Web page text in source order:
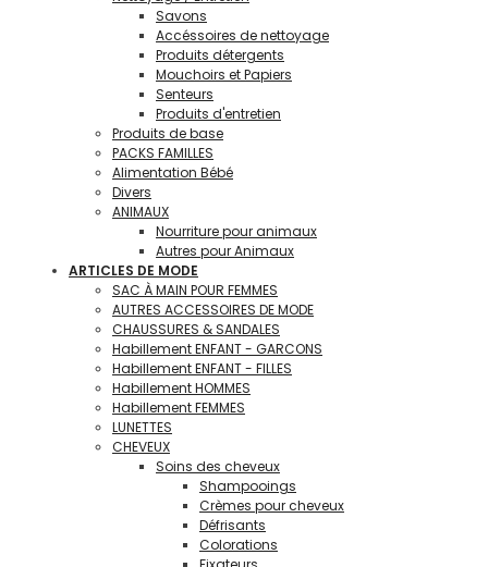
Savons
Accéssoires de nettoyage
Produits détergents
Mouchoirs et Papiers
Senteurs
Produits d'entretien
Produits de base
PACKS FAMILLES
Alimentation Bébé
Divers
ANIMAUX
Nourriture pour animaux
Autres pour Animaux
ARTICLES DE MODE
SAC À MAIN POUR FEMMES
AUTRES ACCESSOIRES DE MODE
CHAUSSURES & SANDALES
Habillement ENFANT - GARCONS
Habillement ENFANT - FILLES
Habillement HOMMES
Habillement FEMMES
LUNETTES
CHEVEUX
Soins des cheveux
Shampooings
Crèmes pour cheveux
Défrisants
Colorations